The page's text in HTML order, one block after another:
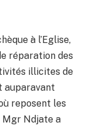
à l’Eglise,
réparation des
illicites de
auparavant
reposent les
Mgr Ndjate a